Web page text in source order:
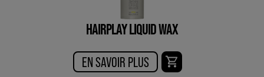
HAIRPLAY LIQUID WAX
EN SAVOIR PLUS